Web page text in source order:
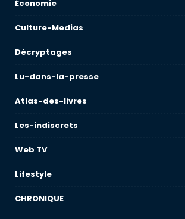
Économie
Culture-Medias
Décryptages
Lu-dans-la-presse
Atlas-des-livres
Les-indiscrets
Web TV
Lifestyle
CHRONIQUE